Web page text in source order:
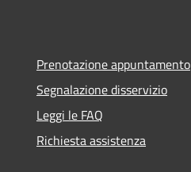
Prenotazione appuntamento
Segnalazione disservizio
Leggi le FAQ
Richiesta assistenza